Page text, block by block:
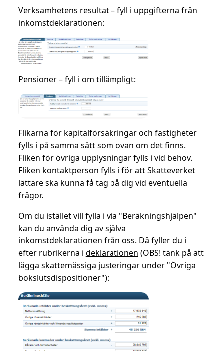
Verksamhetens resultat– fyll i uppgifterna från
inkomstdeklarationen:
Pensioner– fyll i om tillämpligt:
Flikarna för kapitalförsäkringar och fastigheter
fylls i på samma sätt som ovan om det finns.
Fliken för övriga upplysningar fylls i vid behov.
Fliken kontaktperson fylls i för att Skatteverket
lättare ska kunna få tag på dig vid eventuella
frågor.
Om du istället vill fylla i via "Beräkningshjälpen"
kan du använda dig av själva
inkomstdeklarationen från oss. Då fyller du i
efter rubrikerna i deklarationen (OBS! tänk på att
lägga skattemässiga justeringar under "Övriga
bokslutsdispositioner"):